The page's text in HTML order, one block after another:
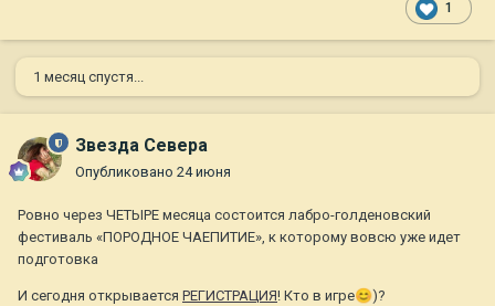
1
1 месяц спустя...
Звезда Севера
Опубликовано 24 июня
Ровно через ЧЕТЫРЕ месяца состоится лабро-голденовский
фестиваль «ПОРОДНОЕ ЧАЕПИТИЕ», к которому вовсю уже идет
подготовка
И сегодня открывается РЕГИСТРАЦИЯ! Кто в игре😊)?